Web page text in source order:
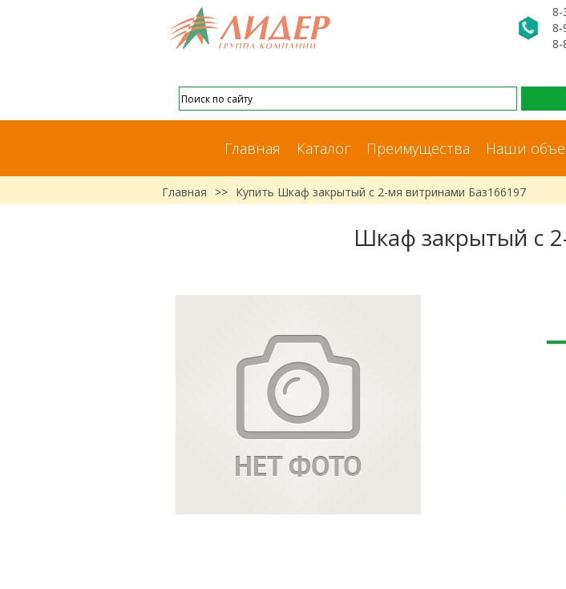
8-
8-
8-
Главная Каталог Преимущества Наши
Главная >> Купить Шкаф закрытый с 2-мя витринами Баз166197
Шкаф закрытый с